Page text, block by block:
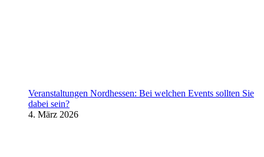
Veranstaltungen Nordhessen: Bei welchen Events sollten Sie
dabei sein?
4. März 2026